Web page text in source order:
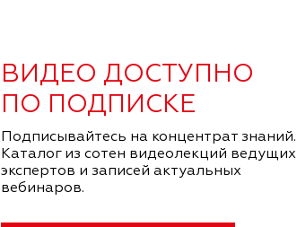
ВИДЕО ДОСТУПНО
ПО ПОДПИСКЕ
Подписывайтесь на концентрат знаний.
Каталог из сотен видеолекций ведущих
экспертов и записей актуальных
вебинаров.